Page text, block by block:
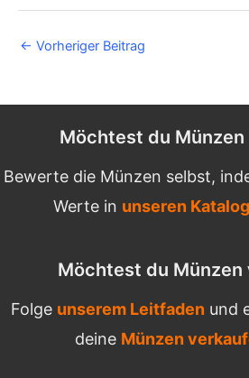
Post
← Vorheriger Beitrag
Möchtest du Münzen
Bewerte die Münzen selbst,
Werte in unseren
Möchtest du Münzen
Folge unserem Leitfaden und
deine Münzen